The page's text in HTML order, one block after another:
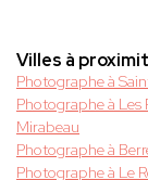
Villes à
Photographe à
Photographe à Les
Mirabeau
Photographe à
Photographe à Le